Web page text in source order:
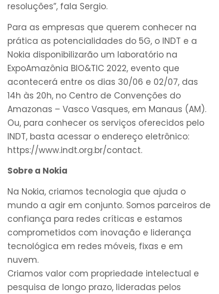
resoluções”, fala Sergio.
Para as empresas que querem conhecer na
prática as potencialidades do 5G, o INDT e a
Nokia disponibilizarão um laboratório na
ExpoAmazônia BIO&TIC 2022, evento que
acontecerá entre os dias 30/06 e 02/07, das
14h às 20h, no Centro de Convenções do
Amazonas – Vasco Vasques, em Manaus (AM).
Ou, para conhecer os serviços oferecidos pelo
INDT, basta acessar o endereço eletrônico:
https://www.indt.org.br/contact.
Sobre a Nokia
Na Nokia, criamos tecnologia que ajuda o
mundo a agir em conjunto. Somos parceiros de
confiança para redes críticas e estamos
comprometidos com inovação e liderança
tecnológica em redes móveis, fixas e em
nuvem.
Criamos valor com propriedade intelectual e
pesquisa de longo prazo, lideradas pelos